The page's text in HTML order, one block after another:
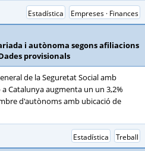
Empreses · Finances
Estadística
i autònoma segons afiliacions
provisionals
de la Seguretat Social amb
Catalunya augmenta un un 3,2%
d'autònoms amb ubicació de
Treball
Estadística